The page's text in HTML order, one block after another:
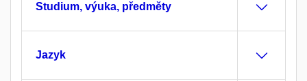
Studium, výuka, předměty
Jazyk